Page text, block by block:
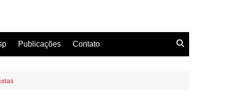
Publicações Contato